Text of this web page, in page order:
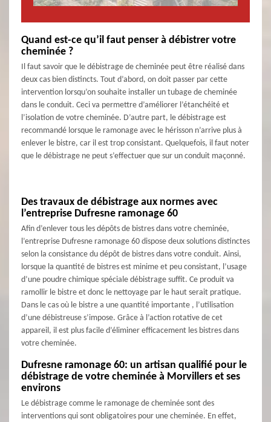
Quand est-ce qu’il faut penser à débistrer votre
cheminée ?
Il faut savoir que le débistrage de cheminée peut être réalisé dans
deux cas bien distincts. Tout d’abord, on doit passer par cette
intervention lorsqu’on souhaite installer un tubage de cheminée
dans le conduit. Ceci va permettre d’améliorer l’étanchéité et
l’isolation de votre cheminée. D’autre part, le débistrage est
recommandé lorsque le ramonage avec le hérisson n’arrive plus à
enlever le bistre, car il est trop consistant. Quelquefois, il faut noter
que le débistrage ne peut s’effectuer que sur un conduit maçonné.
Des travaux de débistrage aux normes avec
l’entreprise Dufresne ramonage 60
Afin d’enlever tous les dépôts de bistres dans votre cheminée,
l’entreprise Dufresne ramonage 60 dispose deux solutions distinctes
selon la consistance du dépôt de bistres dans votre conduit. Ainsi,
lorsque la quantité de bistres est minime et peu consistant, l’usage
d’une poudre chimique spéciale débistrage suffit. Ce produit va
ramollir le bistre et donc le nettoyage par le haut serait pratique.
Dans le cas où le bistre a une quantité importante , l’utilisation
d’une débistreuse s’impose. Grâce à l’action rotative de cet
appareil, il est plus facile d’éliminer efficacement les bistres dans
votre cheminée.
Dufresne ramonage 60: un artisan qualifié pour le
débistrage de votre cheminée à Morvillers et ses
environs
Le débistrage comme le ramonage de cheminée sont des
interventions qui sont obligatoires pour une cheminée. En effet,